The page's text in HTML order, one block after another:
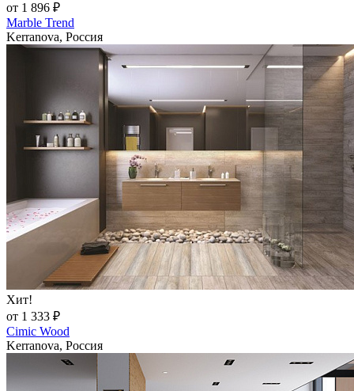
от 1 896 ₽
Marble Trend
Kerranova, Россия
Хит!
от 1 333 ₽
Cimic Wood
Kerranova, Россия